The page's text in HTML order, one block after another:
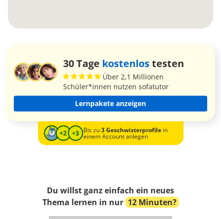
30 Tage kostenlostesten
Über 2,1 Millionen
Schüler*innen nutzen sofatutor
Lernpakete anzeigen
Bis zu3 Geschwisterprofilein
einem Account anlegen
Du willst ganz einfach ein neues
Thema lernen in nur 12 Minuten?